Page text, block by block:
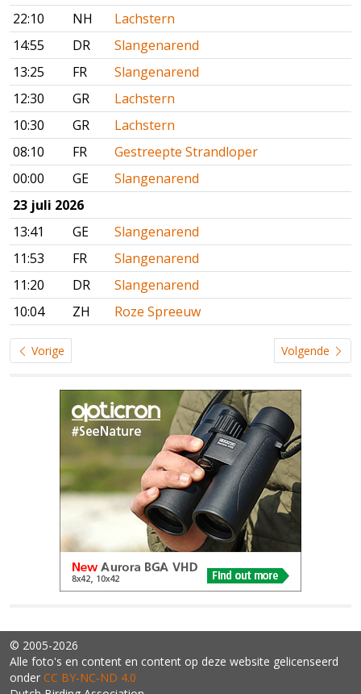
22:10
NH
Lachstern
14:55
DR
Slangenarend
13:25
FR
Slangenarend
12:30
GR
Lachstern
10:30
GR
Lachstern
08:10
FR
Gestreepte Strandloper
00:00
GE
Slangenarend
23 juli 2026
13:41
GE
Slangenarend
11:53
FR
Slangenarend
11:20
DR
Slangenarend
10:04
ZH Roze Spreeuw
Vorige Volgende
© 2005-2026
Alle foto's en content en content op deze website gelicenseerd
onder CC BY‑NC‑ND 4.0